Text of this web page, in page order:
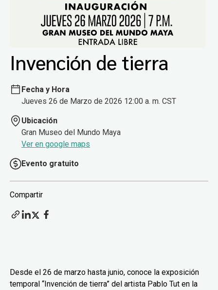
Invención de tierra
Fecha y Hora
Jueves 26 de Marzo de 2026 12:00 a. m. CST
Ubicación
Gran Museo del Mundo Maya
Ver en google maps
Evento gratuito
Compartir
Desde el 26 de marzo hasta junio, conoce la exposición
temporal “Invención de tierra” del artista Pablo Tut en la